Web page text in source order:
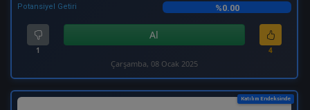
Potansiyel Getiri %0.00
1
Al
4
Çarşamba, 08 Ocak 2025
Katılım Endeksinde